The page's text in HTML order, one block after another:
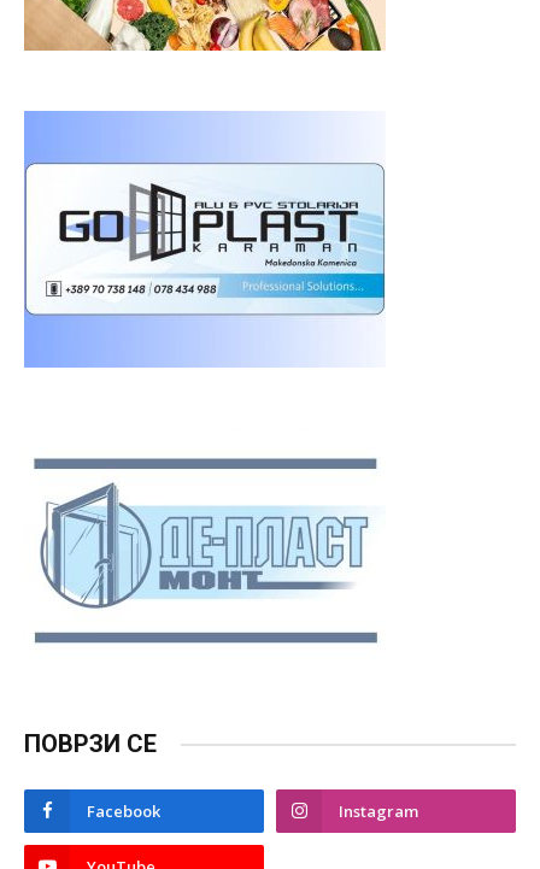
ПОВРЗИ СЕ
Facebook Instagram